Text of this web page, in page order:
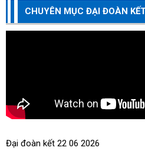
Kế hoạch Tổ chức thi đua,
doanh nghiệp, doanh nhân, hộ
doanh thi đua thực hiện tốt trách
CHUYÊN MỤC ĐẠI ĐOÀN
Đại đoàn kết 22 06 2026